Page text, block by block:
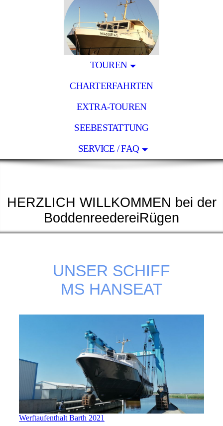
TOUREN
CHARTERFAHRTEN
EXTRA-TOUREN
SEEBESTATTUNG
SERVICE / FAQ
HERZLICH WILLKOMMEN bei der
BoddenreedereiRügen
UNSER SCHIFF
MS HANSEAT
Werftaufenthalt Barth 2021